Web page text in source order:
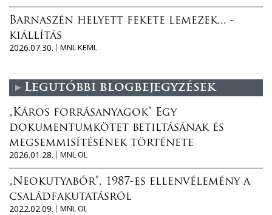
Barnaszén helyett fekete lemezek... -
kiállítás
2026.07.30.
MNL KEML
Legutóbbi blogbejegyzések
„Káros forrásanyagok” Egy
dokumentumkötet betiltásának és
megsemmisítésének története
2026.01.28.
MNL OL
„Neokutyabőr”. 1987-es ellenvélemény a
családfakutatásról
2022.02.09.
MNL OL